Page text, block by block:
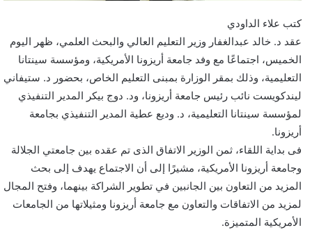
كتب علاء الداودي
عقد د. خالد عبدالغفار وزير التعليم العالي والبحث العلمي، ظهر اليوم
الخميس، اجتماعًا مع وفد جامعة أريزونا الأمريكية، ومؤسسة سينتانا
التعليمية، وذلك بمقر الوزارة بمبنى التعليم الخاص، بحضور د. ستيفاني
ليندكويست نائب رئيس جامعة أريزونا، ود. دوج بيكر المدير التنفيذي
لمؤسسة سينتانا التعليمية، د. وديع عطية المدير التنفيذي بجامعة
أريزونا.
فى بداية اللقاء، ثمن الوزير الاتفاق الذى تم عقده بين جامعتي الجلالة
وجامعة أريزونا الأمريكية، مشيرًا إلى أن الاجتماع يهدف إلى بحث
المزيد من التعاون بين الجانبين في تطوير الشراكة بينهما، وفتح المجال
لمزيد من الاتفاقات والتعاون مع جامعة أريزونا ومثيلاتها من الجامعات
الأمريكية المتميزة.